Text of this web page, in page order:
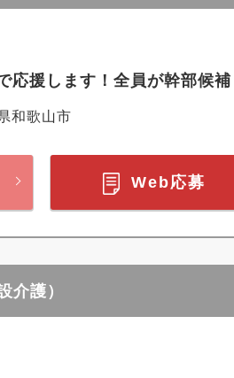
援します！全員が幹部候補
和歌山市
Web応募
介護）